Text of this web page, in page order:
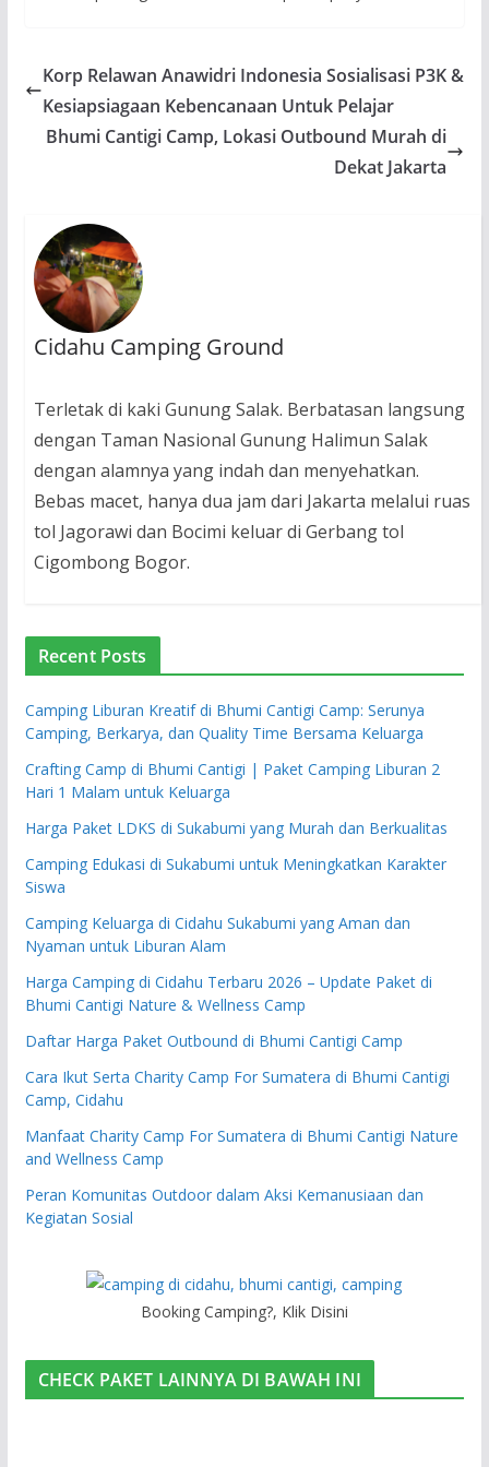
Korp Relawan Anawidri Indonesia Sosialisasi P3K &
Kesiapsiagaan Kebencanaan Untuk Pelajar
Bhumi Cantigi Camp, Lokasi Outbound Murah di
Dekat Jakarta
Cidahu Camping Ground
Terletak di kaki Gunung Salak. Berbatasan langsung
dengan Taman Nasional Gunung Halimun Salak
dengan alamnya yang indah dan menyehatkan.
Bebas macet, hanya dua jam dari Jakarta melalui ruas
tol Jagorawi dan Bocimi keluar di Gerbang tol
Cigombong Bogor.
Recent Posts
Camping Liburan Kreatif di Bhumi Cantigi Camp: Serunya
Camping, Berkarya, dan Quality Time Bersama Keluarga
Crafting Camp di Bhumi Cantigi | Paket Camping Liburan 2
Hari 1 Malam untuk Keluarga
Harga Paket LDKS di Sukabumi yang Murah dan Berkualitas
Camping Edukasi di Sukabumi untuk Meningkatkan Karakter
Siswa
Camping Keluarga di Cidahu Sukabumi yang Aman dan
Nyaman untuk Liburan Alam
Harga Camping di Cidahu Terbaru 2026 – Update Paket di
Bhumi Cantigi Nature & Wellness Camp
Daftar Harga Paket Outbound di Bhumi Cantigi Camp
Cara Ikut Serta Charity Camp For Sumatera di Bhumi Cantigi
Camp, Cidahu
Manfaat Charity Camp For Sumatera di Bhumi Cantigi Nature
and Wellness Camp
Peran Komunitas Outdoor dalam Aksi Kemanusiaan dan
Kegiatan Sosial
Booking Camping?, Klik Disini
CHECK PAKET LAINNYA DI BAWAH INI